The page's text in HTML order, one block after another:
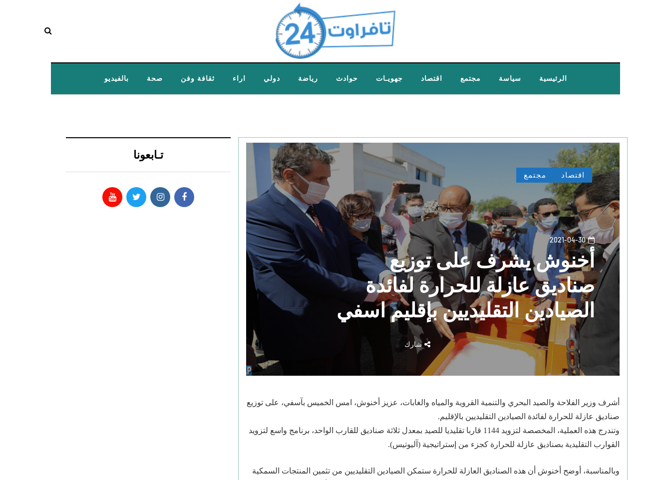
الرئيسية سياسة مجتمع اقتصاد جهويـات حوادث رياضة دولي اراء ثقافة وفن صحة بالفيديو
اقتصاد مجتمع
2021-04-30
أخنوش يشرف على توزيع
صناديق عازلة للحرارة لفائدة
الصيادين التقليديين بإقليم اسفي
شارك
أشرف وزير الفلاحة والصيد البحري والتنمية القروية والمياه والغابات، عزيز أخنوش، امس الخميس بآسفي، على توزيع
صناديق عازلة للحرارة لفائدة الصيادين التقليديين بالإقليم.
وتندرج هذه العملية، المخصصة لتزويد 1144 قاربا تقليديا للصيد بمعدل ثلاثة صناديق للقارب الواحد، برنامج واسع لتزويد
القوارب التقليدية بصناديق عازلة للحرارة كجزء من إستراتيجية (آليوتيس).
وبالمناسبة، أوضح أخنوش أن هذه الصناديق العازلة للحرارة ستمكن الصيادين التقليديين من تثمين المنتجات السمكية
تـابعونا